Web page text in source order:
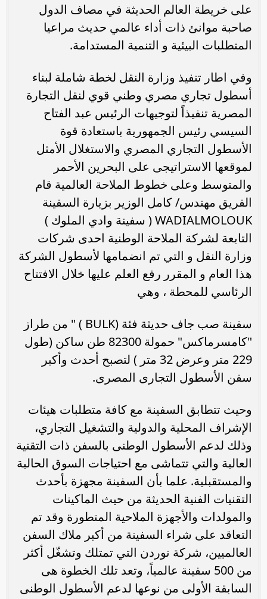
على خريطة العالم الحديثة في مصاف الدول
صاحبة موانئ ذات أداء عالمي حديث مراعيا
المتطلبات البيئية و التنمية المستدامة.
وفي اطار تنفيذ وزارة النقل لخطة شاملة لبناء
أسطول تجاري مصري وطني قوي لنقل التجارة
المصرية تنفيذاً لتوجيهات الرئيس عبد الفتاح
السيسي رئيس الجمهورية باستعادة قوة
الأسطول التجاري المصري والاستغلال الأمثل
لموقعها الاستراتيجى على البحرين الأحمر
والمتوسط وعلى خطوط الملاحة العالمية قام
الفريق مهندس/ كامل الوزير بزيارة السفينة
WADIALMOLOUK ( سفينة وادي الملوك )
التابعة لشركة الملاحة الوطنية احدى شركات
وزارة النقل و التي تم انضمامها لأسطول الشركة
هذا العام و المقرر رفع العلم عليها خلال الافتتاح
الرئاسي للمحطة ، وهي
سفينة صب جاف حديثة فئة (BULK ) " من طراز
"كامسرماكس" حمولة 82300 طن ساكن (طول
229 متر وعرض 32 متر ) لتصبح أحدث وأكبر
سفن الأسطول التجارى المصرى.
وحيث تتطابق السفينة مع كافة متطلبات هيئات
الإشراف المحلية والدولية والتشغيل التجاري،
وذلك لدعم الأسطول الوطنى بالسفن ذات التقنية
العالية والتي تتماشى مع احتياجات السوق الحالية
والمستقبلية. علما بأن السفينة مجهزة بأحدث
التقنيات الفنية الحديثة من حيث الماكينات
والمولدات والأجهزة الملاحية المتطورة وقد تم
التعاقد على شراء السفينة من أكبر ملاك السفن
العالميين، شركة نوردن التي تمتلك وتشغّل أكثر
من 500 سفينة عالمياً، وتعد تلك الخطوة هى
السابقة الأولى من نوعها لدعم الأسطول الوطنى